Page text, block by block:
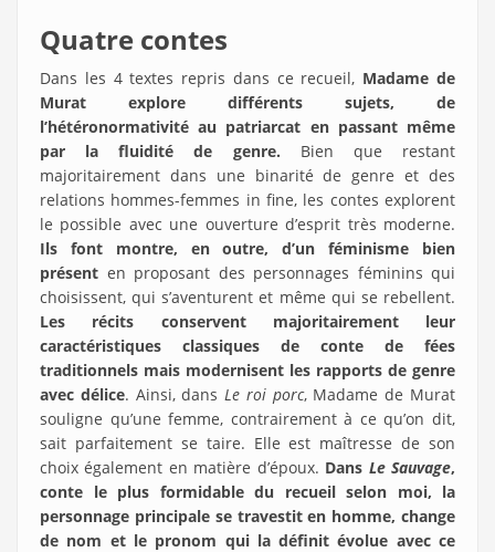
Quatre contes
Dans les 4 textes repris dans ce recueil, Madame de
Murat explore différents sujets, de
l’hétéronormativité au patriarcat en passant même
par
la fluidité de genre. Bien que restant
majoritairement dans une binarité de genre et des
relations hommes-femmes in fine, les contes explorent
le possible avec une ouverture d’esprit très moderne.
Ils font montre, en outre, d’un
féminisme bien
présent en proposant des personnages féminins qui
choisissent, qui s’aventurent et même qui se rebellent.
Les récits conservent majoritairement leur
caractéristiques classiques de conte de fées
traditionnels mais modernisent les rapports de genre
avec délice. Ainsi, dansLe roi porc, Madame de Murat
souligne qu’une femme, contrairement à ce qu’on dit,
sait parfaitement se taire. Elle est maîtresse de son
choix également en matière d’époux. Dans Le Sauvage,
conte le plus formidable du recueil selon moi, la
personnage principale se travestit en homme, change
de nom et le pronom qui la définit évolue avec ce